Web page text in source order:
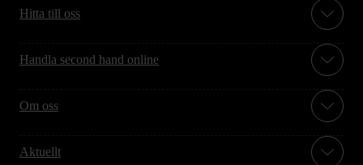
Hitta till oss
Handla second hand online
Om oss
Aktuellt